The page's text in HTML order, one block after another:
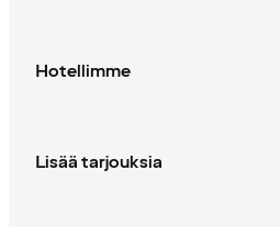
Hotellimme
Lisää tarjouksia